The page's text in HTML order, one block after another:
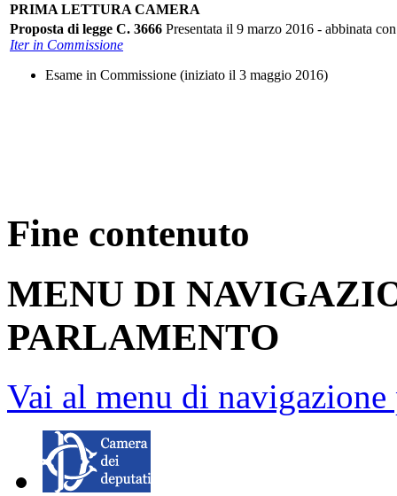
PRIMA LETTURA CAMERA
Proposta di legge C. 3666 Presentata il 9 marzo 2016 - abbinata
Iter in Commissione
Esame in Commissione (iniziato il 3 maggio 2016)
Fine contenuto
MENU DI
PARLAMENTO
Vai al menu di